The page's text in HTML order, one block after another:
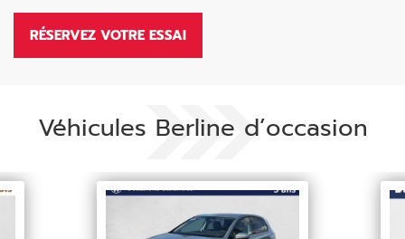
RÉSERVEZ VOTRE ESSAI
Véhicules Berline d’occasion